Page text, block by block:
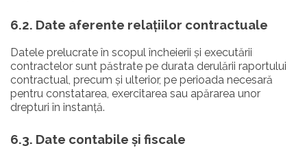
6.2. Date aferente relațiilor contractuale
Datele prelucrate în scopul încheierii și executării
contractelor sunt păstrate pe durata derulării raportului
contractual, precum și ulterior, pe perioada necesară
pentru constatarea, exercitarea sau apărarea unor
drepturi în instanță.
6.3. Date contabile și fiscale